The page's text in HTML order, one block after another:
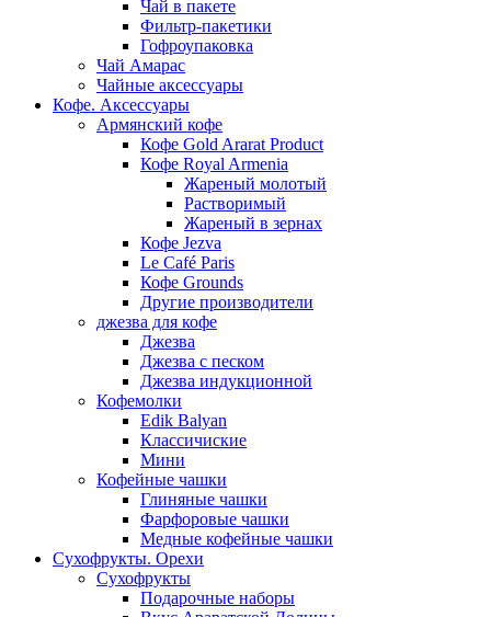
Чай в пакете
Фильтр-пакетики
Гофроупаковка
Чай Амарас
Чайные аксессуары
Кофе. Аксессуары
Армянский кофе
Кофе Gold Ararat Product
Кофе Royal Armenia
Жареный молотый
Растворимый
Жареный в зернах
Кофе Jezva
Le Café Paris
Кофе Grounds
Другие производители
джезва для кофе
Джезва
Джезва с песком
Джезва индукционной
Кофемолки
Edik Balyan
Классичиские
Мини
Кофейные чашки
Глиняные чашки
Фарфоровые чашки
Медные кофейные чашки
Сухофрукты. Орехи
Сухофрукты
Подарочные наборы